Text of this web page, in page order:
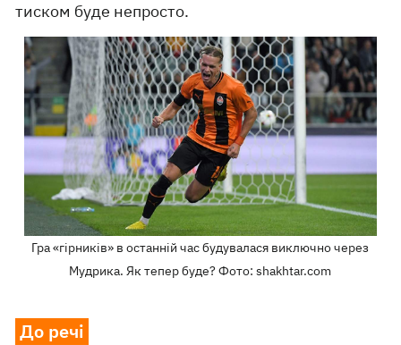
тиском буде непросто.
Гра «гірників» в останній час будувалася виключно через
Мудрика. Як тепер буде? Фото: shakhtar.com
До речі